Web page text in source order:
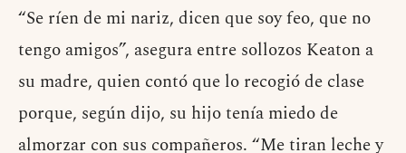
“Se ríen de mi nariz, dicen que soy feo, que no
tengo amigos”, asegura entre sollozos Keaton a
su madre, quien contó que lo recogió de clase
porque, según dijo, su hijo tenía miedo de
almorzar con sus compañeros. “Me tiran leche y